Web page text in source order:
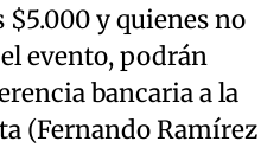
y quienes no
evento, podrán
bancaria a la
(Fernando Ramírez